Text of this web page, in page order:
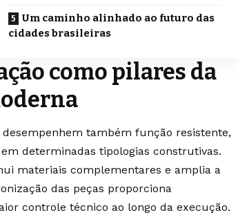
Um caminho alinhado ao futuro das
cidades brasileiras
como pilares da
também função resistente,
determinadas tipologias construtivas.
materiais complementares e amplia a
das peças proporciona
controle técnico ao longo da execução.